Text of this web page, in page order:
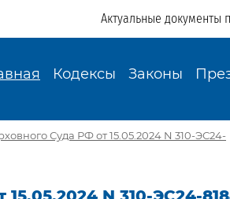
Актуальные документы
Кодексы Законы
Суда РФ от 15.05.2024 N 310-ЭС24-